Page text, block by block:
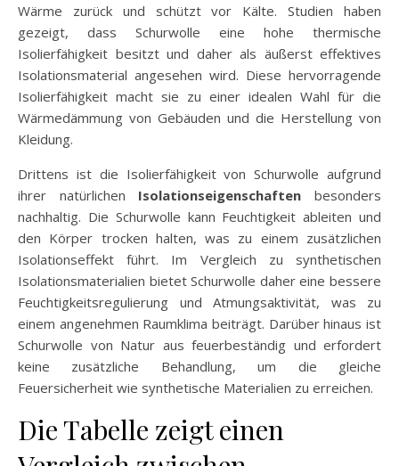
Wärme zurück und schützt vor Kälte. Studien haben
gezeigt, dass Schurwolle eine hohe thermische
Isolierfähigkeit besitzt und daher als äußerst effektives
Isolationsmaterial angesehen wird. Diese hervorragende
Isolierfähigkeit macht sie zu einer idealen Wahl für die
Wärmedämmung von Gebäuden und die Herstellung von
Kleidung.
Drittens ist die Isolierfähigkeit von Schurwolle aufgrund
ihrer natürlichen Isolationseigenschaften besonders
nachhaltig. Die Schurwolle kann Feuchtigkeit ableiten und
den Körper trocken halten, was zu einem zusätzlichen
Isolationseffekt führt. Im Vergleich zu synthetischen
Isolationsmaterialien bietet Schurwolle daher eine bessere
Feuchtigkeitsregulierung und Atmungsaktivität, was zu
einem angenehmen Raumklima beiträgt. Darüber hinaus ist
Schurwolle von Natur aus feuerbeständig und erfordert
keine zusätzliche Behandlung, um die gleiche
Feuersicherheit wie synthetische Materialien zu erreichen.
Die Tabelle zeigt einen